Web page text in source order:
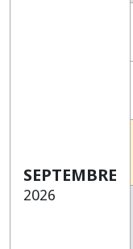
SEPTEMBRE
2026